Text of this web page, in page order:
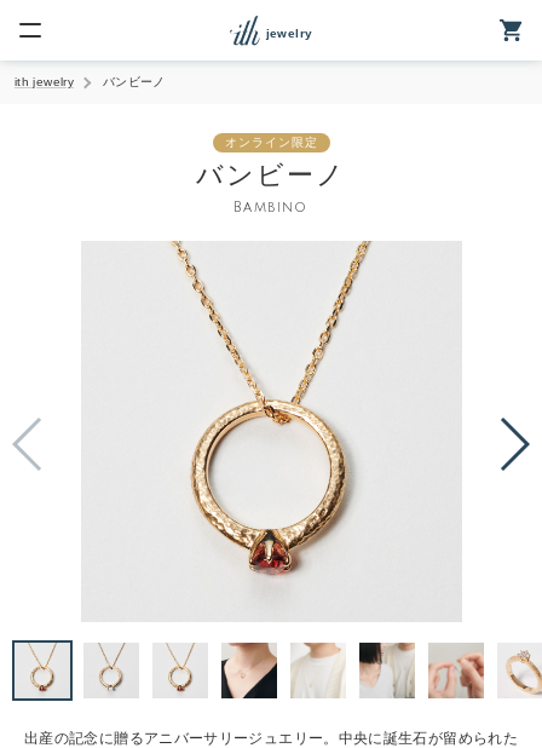
jewelry
トップ
グ
ング
ith jewelry バンビーノ
オンライン限定
バンビーノ
Bambino
出産の記念に贈るアニバーサリージュエリー。中央に誕生石が留められた